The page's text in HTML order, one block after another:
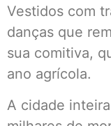
Vestidos com
danças que
sua comitiva,
ano agrícola.
A cidade